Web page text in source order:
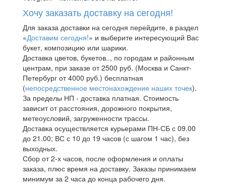
Хочу заказать доставку на сегодня!
Для заказа доставки на сегодня перейдите, в раздел
«Доставим сегодня!» и выберите интересующий Вас
букет, композицию или шарики.
Доставка цветов, букетов.., по городам и районным
центрам, при заказе от 2500 руб. (Москва и Санкт-
Петербург от 4000 руб.) бесплатная
(непосредственное местонахождение наших точек).
За пределы НП - доставка платная. Стоимость
зависит от расстояния, дорожного покрытия,
метеоусловий, загруженности трассы.
Доставка осуществляется курьерами ПН-СБ с 09.00
до 21.00; ВС с 10 до 19 часов (с шагом 1 час), без
выходных.
Сбор от 2-х часов, после оформления и оплаты
заказа, плюс время на доставку. Заказы принимаем
минимум за 2 часа до конца рабочего дня.